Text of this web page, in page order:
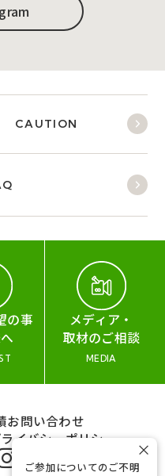
CAUTION
の事
メディア・
取材のご相談
MEDIA
お問い合わせ
イバシーポリシー
ご参加についてのご不明
×